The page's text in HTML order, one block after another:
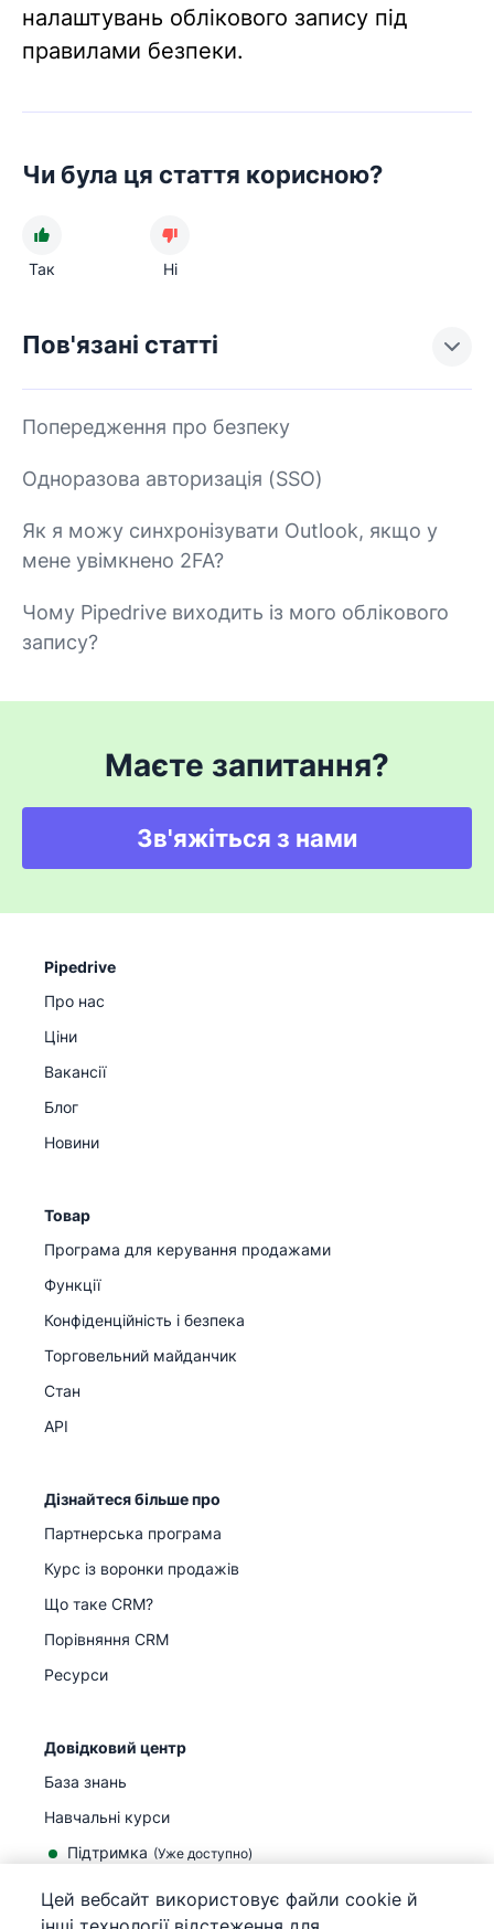
налаштувань облікового запису під
правилами безпеки.
Чи була ця стаття корисною?
Так Ні
Пов'язані статті
Попередження про безпеку
Одноразова авторизація (SSO)
Як я можу синхронізувати Outlook, якщо у
мене увімкнено 2FA?
Чому Pipedrive виходить із мого облікового
запису?
Маєте запитання?
Зв'яжіться з нами
Pipedrive
Про нас
Ціни
Вакансії
Блог
Новини
Товар
Програма для керування продажами
Функції
Конфіденційність і безпека
Торговельний майданчик
Стан
API
Дізнайтеся більше про
Партнерська програма
Курс із воронки продажів
Що таке CRM?
Порівняння CRM
Ресурси
Довідковий центр
База знань
Навчальні курси
Підтримка (Уже доступно)
Цей вебсайт використовує файли cookie й